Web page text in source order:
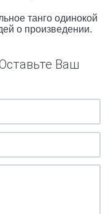
танго одинокой
о произведении.
Ваш